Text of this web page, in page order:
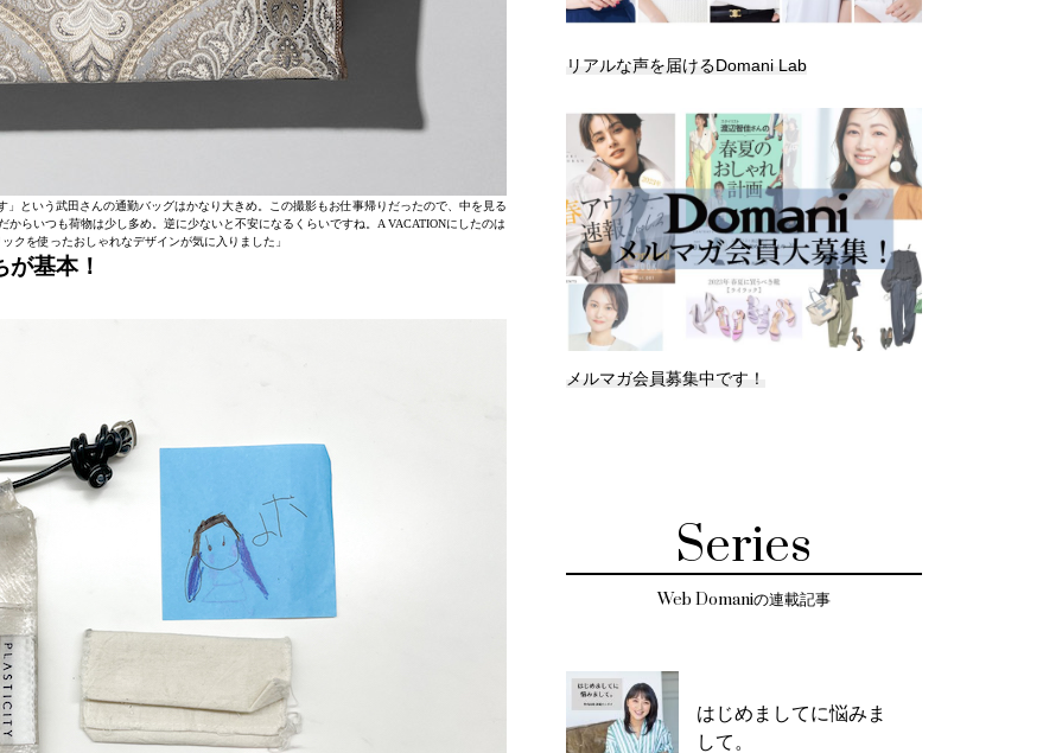
という武田さんの通勤バッグはかなり大きめ。この撮影もお仕事帰りだったので、中を見る
らいつも荷物は少し多め。逆に少ないと不安になるくらいですね。A VACATIONにしたのは
クを使ったおしゃれなデザインが気に入りました」
基本！
リアルな声を届けるDomani Lab
メルマガ会員募集中です！
Series
Web Domaniの連載記事
はじめましてに悩みま
して。